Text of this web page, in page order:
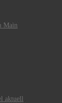
Main
aktuell